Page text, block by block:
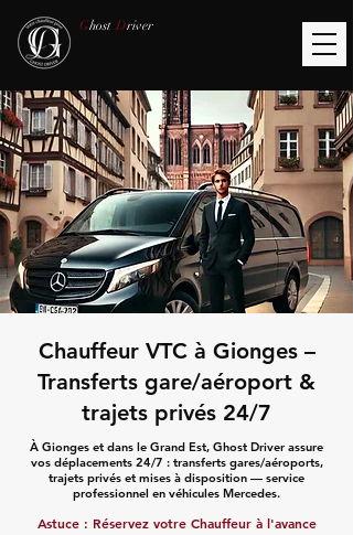
Ghost Driver
Chauffeur VTC à Gionges –
Transferts gare/aéroport &
trajets privés 24/7
À Gionges et dans le Grand Est, Ghost Driver assure
vos déplacements 24/7 : transferts gares/aéroports,
trajets privés et mises à disposition — service
professionnel en véhicules Mercedes.
Astuce : Réservez votre Chauffeur à l'avance